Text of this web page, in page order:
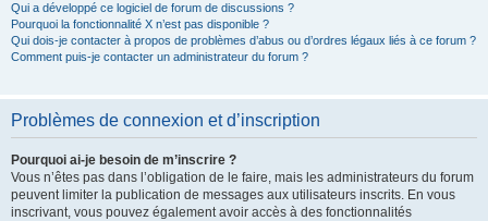
Qui a développé ce logiciel de forum de discussions ?
Pourquoi la fonctionnalité X n’est pas disponible ?
Qui dois-je contacter à propos de problèmes d’abus ou d’ordres légaux liés à ce forum ?
Comment puis-je contacter un administrateur du forum ?
Problèmes de connexion et d’inscription
Pourquoi ai-je besoin de m’inscrire ?
Vous n’êtes pas dans l’obligation de le faire, mais les administrateurs du forum
peuvent limiter la publication de messages aux utilisateurs inscrits. En vous
inscrivant, vous pouvez également avoir accès à des fonctionnalités